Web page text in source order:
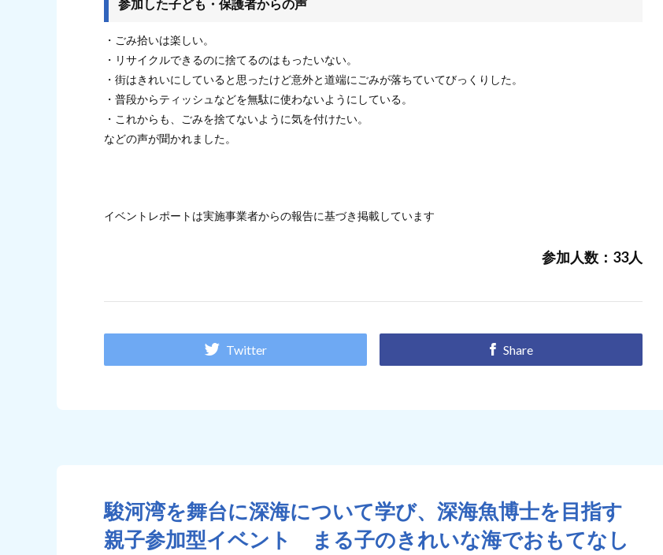
参加した子ども・保護者からの声
・ごみ拾いは楽しい。
・リサイクルできるのに捨てるのはもったいない。
・街はきれいにしていると思ったけど意外と道端にごみが落ちていてびっくりした。
・普段からティッシュなどを無駄に使わないようにしている。
・これからも、ごみを捨てないように気を付けたい。
などの声が聞かれました。
イベントレポートは実施事業者からの報告に基づき掲載しています
参加人数：33人
Twitter Share
駿河湾を舞台に深海について学び、深海魚博士を目指す
親子参加型イベント まる子のきれいな海でおもてなし